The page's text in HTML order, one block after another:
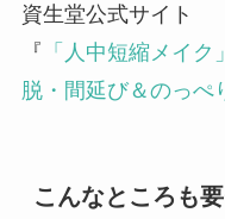
資生堂公式サイト
『 「人中短縮メイク
脱・間延び＆のっぺ
こんなところも